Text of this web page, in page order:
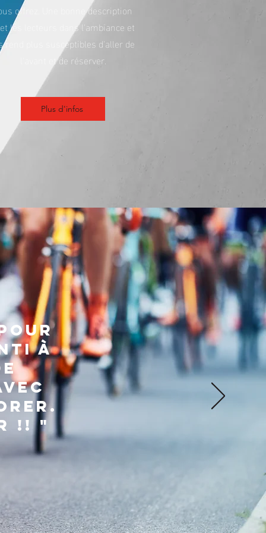
offrez. Une bonne description
les lecteurs dans l'ambiance et
rend plus susceptibles d'aller de
l'avant et de réserver.
Plus d'infos
à
!! "